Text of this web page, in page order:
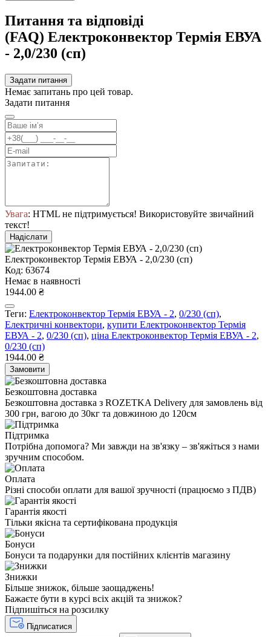
Питання та відповіді
(FAQ) Електроконвектор Термія ЕВУА
- 2,0/230 (сп)
Задати питання
Немає запитань про цей товар.
Задати питання
Увага: HTML не підтримується! Використовуйте звичайний
текст!
Надіслати
Електроконвектор Термія ЕВУА - 2,0/230 (сп)
Код: 63674
Немає в наявності
1944.00 ₴
Теги: Електроконвектор Термія ЕВУА - 2, 0/230 (сп),
Електричні конвектори, купити Електроконвектор Термія
ЕВУА - 2, 0/230 (сп), ціна Електроконвектор Термія ЕВУА - 2,
0/230 (сп)
1944.00 ₴
Замовити
Безкоштовна доставка
Безкоштовна доставка з ROZETKA Delivery для замовлень від
300 грн, вагою до 30кг та довжиною до 120см
Підтримка
Потрібна допомога? Ми завжди на зв'язку – зв'яжіться з нами
зручним способом.
Оплата
Різні способи оплати для вашої зручності (працюємо з ПДВ)
Гарантія якості
Тільки якісна та сертифікована продукція
Бонуси
Бонуси та подарунки для постійних клієнтів магазину
Знижки
Більше знижок, більше заощаджень!
Бажаєте бути в курсі всіх акцій та знижок?
Підпишіться на розсилку
Підписатися